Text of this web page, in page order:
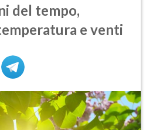
del tempo,
e venti